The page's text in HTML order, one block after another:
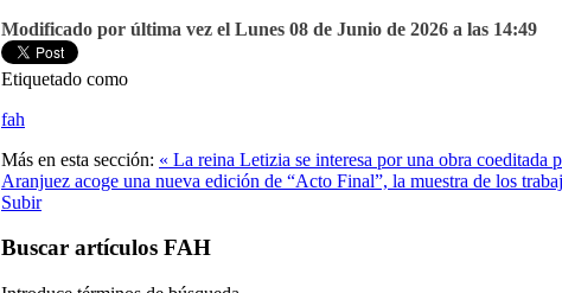
Modificado por última vez el Lunes 08 de Junio de 2026 a las 14:49
Etiquetado como
fah
Más en esta sección: « La reina Letizia se interesa por una obra coeditada
Aranjuez acoge una nueva edición de “Acto Final”, la muestra de los
Subir
Buscar artículos FAH